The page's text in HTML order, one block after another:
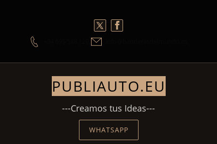
PUBLIAUTO.EU
---Creamos tus Ideas---
WHATSAPP